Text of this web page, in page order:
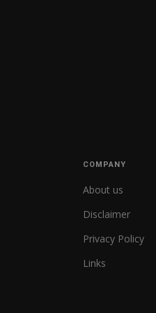
COMPANY
About us
Disclaimer
Privacy Policy
Links